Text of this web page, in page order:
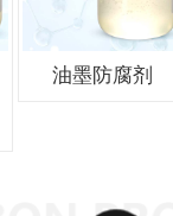
油墨防腐剂